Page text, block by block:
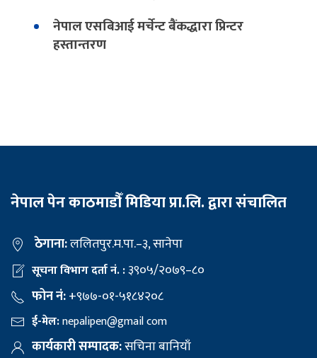
नेपाल एसबिआई मर्चेन्ट बैंकद्धारा प्रिन्टर
हस्तान्तरण
नेपाल पेन काठमाडौँ मिडिया प्रा.लि. द्वारा संचालित
ठेगाना:ललितपुर.म.पा.–३, सानेपा
सूचना विभाग दर्ता नं. :३९०५/२०७९–८०
फोन नं:+९७७-०१-५१८४२०८
ई-मेल:nepalipen@gmail com
कार्यकारी सम्पादक:सचिना बानियाँ